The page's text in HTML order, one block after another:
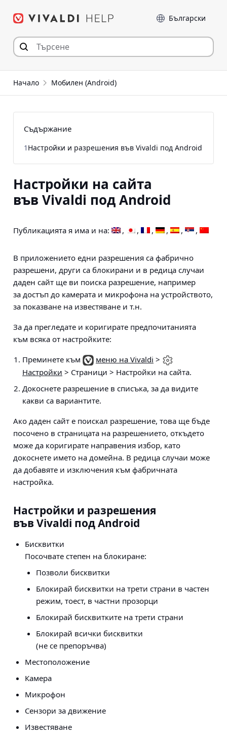
към съдържанието
Език
Начало Мобилен (Android)
Настройки на сайта
във Vivaldi под Android
Публикацията я има и на:
В приложението едни разрешения са фабрично
разрешени, други са блокирани и в редица случаи
даден сайт ще ви поиска разрешение, например
за достъп до камерата и микрофона на устройството,
за показване на известяване и т.н.
За да прегледате и коригирате предпочитанията
към всяка от настройките:
Преминете към
меню на Vivaldi >
Настройки > Страници > Настройки на сайта.
Докоснете разрешение в списъка, за да видите
какви са вариантите.
Ако даден сайт е поискал разрешение, това ще бъде
посочено в страницата на разрешението, откъдето
може да коригирате направения избор, като
докоснете името на домейна. В редица случаи може
да добавяте и изключения към фабричната
настройка.
Настройки и разрешения
във Vivaldi под Android
Бисквитки
Посочвате степен на блокиране:
Позволи бисквитки
Блокирай бисквитки на трети страни в частен
режим, тоест, в частни прозорци
Блокирай бисквитките на трети страни
Блокирай всички бисквитки
(не се препоръчва)
Местоположение
Камера
Микрофон
Сензори за движение
Известяване
Съдържание
1 Настройки и разрешения във Vivaldi под Android